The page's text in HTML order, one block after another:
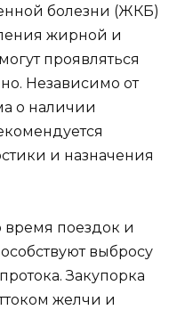
болезни (ЖКБ)
жирной и
проявляться
Независимо от
о наличии
и назначения
время поездок и
выбросу
Закупорка
желчи и